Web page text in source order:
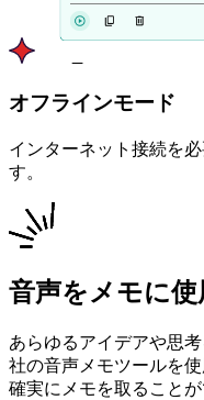
オフラインモード
インターネット接続を
す。
音声をメモに
あらゆるアイデアや思
社の音声メモツールを
確実にメモを取ることが